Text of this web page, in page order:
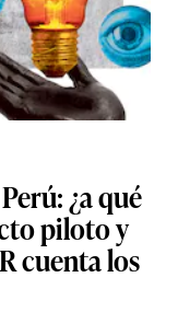
¿a qué
piloto y
cuenta los